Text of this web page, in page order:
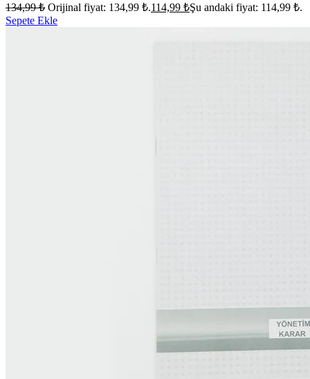
134,99₺ Orijinal fiyat: 134,99 ₺.114,99 ₺Şu andaki fiyat: 114,99 ₺.
Sepete Ekle